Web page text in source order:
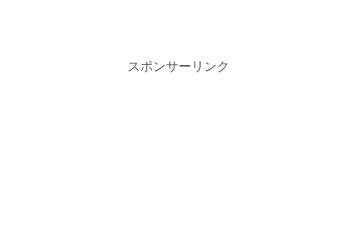
スポンサーリンク